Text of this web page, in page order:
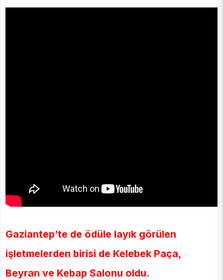
Gaziantep’te de ödüle layık görülen
işletmelerden birisi de Kelebek Paça,
Beyran ve Kebap Salonu oldu.